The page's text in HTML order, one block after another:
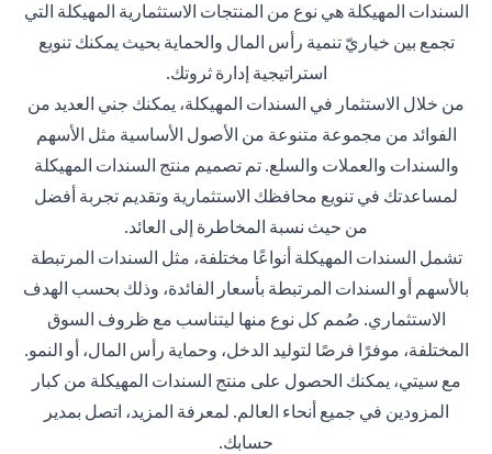
السندات المهيكلة هي نوع من المنتجات الاستثمارية المهيكلة التي
تجمع بين خياريّ تنمية رأس المال والحماية بحيث يمكنك تنويع
استراتيجية إدارة ثروتك.
من خلال الاستثمار في السندات المهيكلة، يمكنك جني العديد من
الفوائد من مجموعة متنوعة من الأصول الأساسية مثل الأسهم
والسندات والعملات والسلع. تم تصميم منتج السندات المهيكلة
لمساعدتك في تنويع محافظك الاستثمارية وتقديم تجربة أفضل
من حيث نسبة المخاطرة إلى العائد.
تشمل السندات المهيكلة أنواعًا مختلفة، مثل السندات المرتبطة
بالأسهم أو السندات المرتبطة بأسعار الفائدة، وذلك بحسب الهدف
الاستثماري. صُمم كل نوع منها ليتناسب مع ظروف السوق
المختلفة، موفرًا فرصًا لتوليد الدخل، وحماية رأس المال، أو النمو.
مع سيتي، يمكنك الحصول على منتج السندات المهيكلة من كبار
المزودين في جميع أنحاء العالم. لمعرفة المزيد، اتصل بمدير
حسابك.